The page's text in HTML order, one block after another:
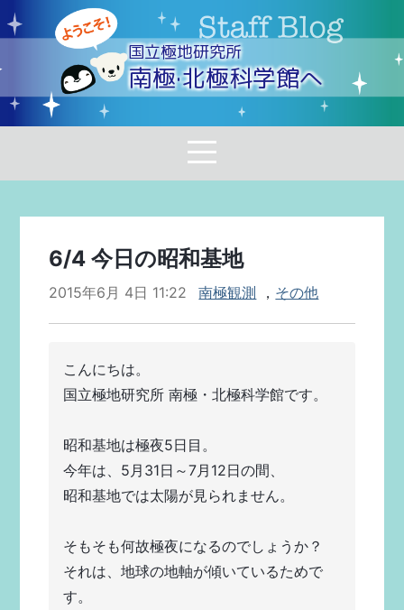
国立極地研究所
南極·北極科学館へ
6/4 今日の昭和基地
2015年6月 4日 11:22 南極観測 ， その他
こんにちは。
国立極地研究所 南極・北極科学館です。
昭和基地は極夜5日目。
今年は、5月31日～7月12日の間、
昭和基地では太陽が見られません。
そもそも何故極夜になるのでしょうか？
それは、地球の地軸が傾いているためで
す。